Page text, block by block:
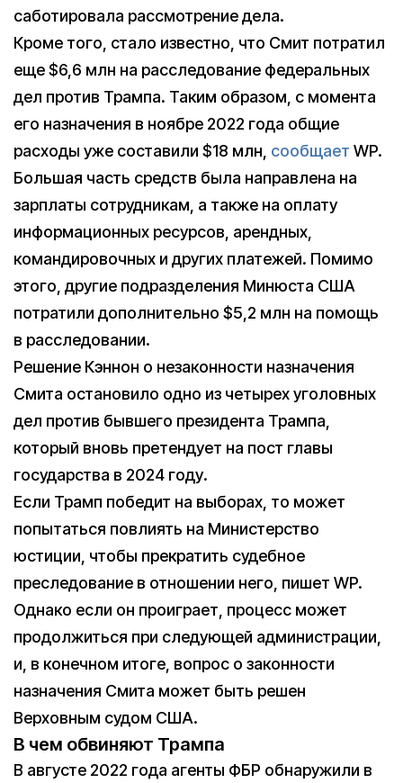
саботировала рассмотрение дела.
Кроме того, стало известно, что Смит потратил
еще $6,6 млн на расследование федеральных
дел против Трампа. Таким образом, с момента
его назначения в ноябре 2022 года общие
расходы уже составили $18 млн, сообщает WP.
Большая часть средств была направлена на
зарплаты сотрудникам, а также на оплату
информационных ресурсов, арендных,
командировочных и других платежей. Помимо
этого, другие подразделения Минюста США
потратили дополнительно $5,2 млн на помощь
в расследовании.
Решение Кэннон о незаконности назначения
Смита остановило одно из четырех уголовных
дел против бывшего президента Трампа,
который вновь претендует на пост главы
государства в 2024 году.
Если Трамп победит на выборах, то может
попытаться повлиять на Министерство
юстиции, чтобы прекратить судебное
преследование в отношении него, пишет WP.
Однако если он проиграет, процесс может
продолжиться при следующей администрации,
и, в конечном итоге, вопрос о законности
назначения Смита может быть решен
Верховным судом США.
В чем обвиняют Трампа
В августе 2022 года агенты ФБР обнаружили в